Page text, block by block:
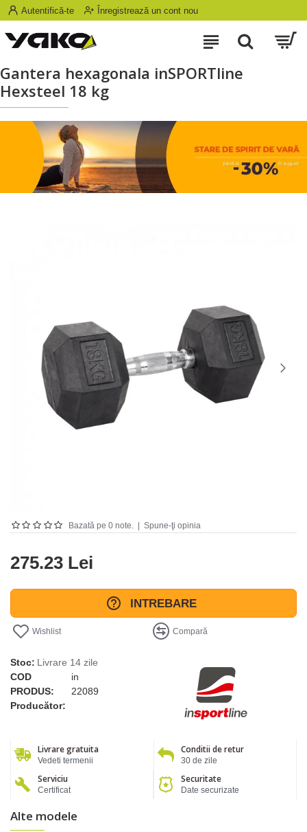
Autentifică-te Înregistrează un cont nou
Gantera hexagonala inSPORTline
Hexsteel 18 kg
Bazată pe 0 note. Spune-ţi opinia
275.23 Lei
INTREBARE
Wishlist Compară
Stoc: Livrare 14 zile
COD
PRODUS:
in
22089
Producător:
Livrare gratuita
Vedeti termenii
Conditii de retur
30 de zile
Serviciu
Certificat
Securitate
Date securizate
Alte modele